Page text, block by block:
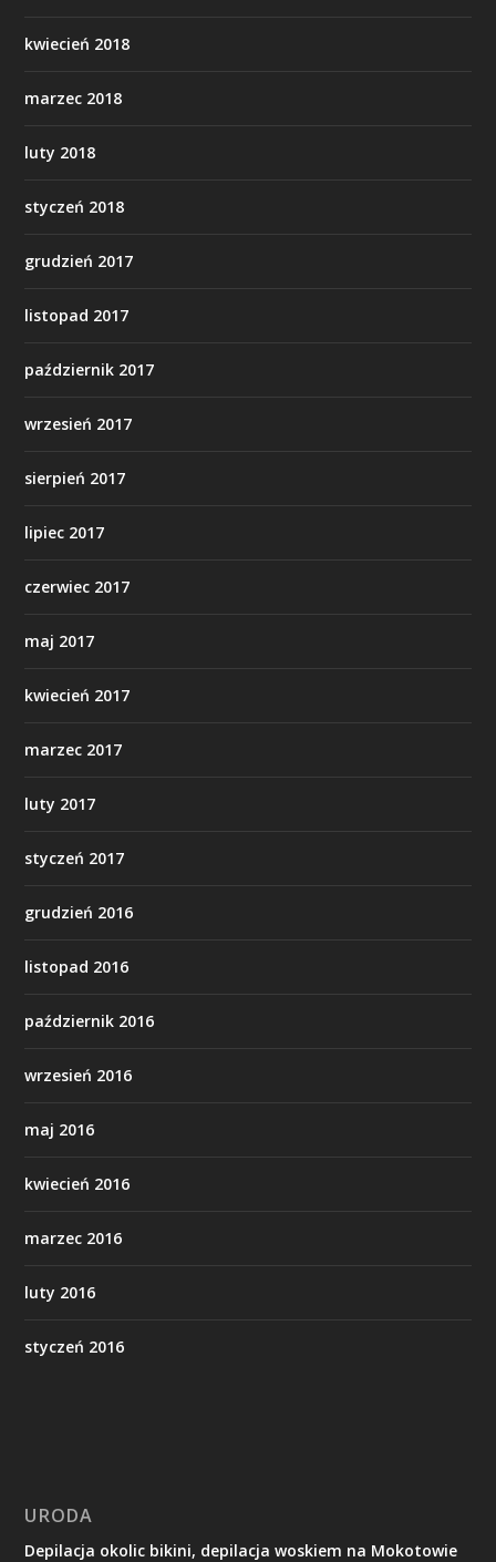
kwiecień 2018
marzec 2018
luty 2018
styczeń 2018
grudzień 2017
listopad 2017
październik 2017
wrzesień 2017
sierpień 2017
lipiec 2017
czerwiec 2017
maj 2017
kwiecień 2017
marzec 2017
luty 2017
styczeń 2017
grudzień 2016
listopad 2016
październik 2016
wrzesień 2016
maj 2016
kwiecień 2016
marzec 2016
luty 2016
styczeń 2016
URODA
Depilacja okolic bikini, depilacja woskiem na Mokotowie